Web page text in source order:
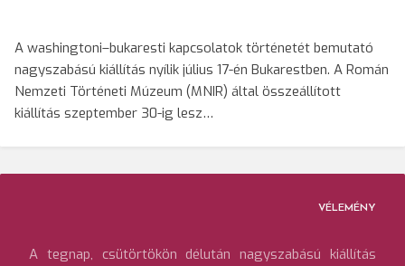
A washingtoni–bukaresti kapcsolatok történetét bemutató
nagyszabású kiállítás nyílik július 17-én Bukarestben. A Román
Nemzeti Történeti Múzeum (MNIR) által összeállított
kiállítás szeptember 30-ig lesz…
VÉLEMÉNY
A tegnap, csütörtökön délután nagyszabású kiállítás